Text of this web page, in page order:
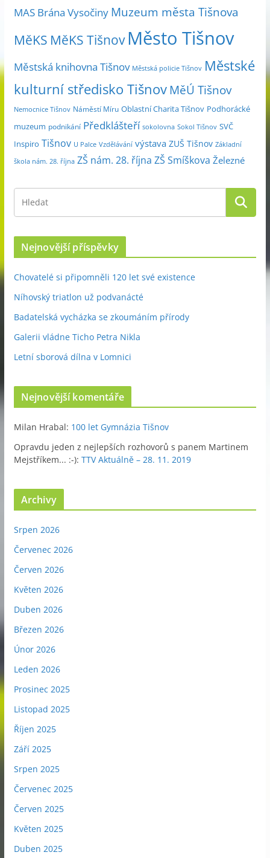
s
í
e
MAS Brána Vysočiny Muzeum města Tišnova
MěKS MěKS Tišnov Město Tišnov
Městská knihovna Tišnov Městská policie Tišnov Městské
kulturní středisko Tišnov MěÚ Tišnov
Nemocnice Tišnov Náměstí Míru Oblastní Charita Tišnov Podhorácké
muzeum podnikání Předklášteří sokolovna Sokol Tišnov SVČ
Inspiro Tišnov U Palce Vzdělávání výstava ZUŠ Tišnov Základní
škola nám. 28. října ZŠ nám. 28. října ZŠ Smíškova Železné
Nejnovější příspěvky
Chovatelé si připomněli 120 let své existence
Níhovský triatlon už podvanácté
Badatelská vycházka se zkoumáním přírody
Galerii vládne Ticho Petra Nikla
Letní sborová dílna v Lomnici
Nejnovější komentáře
Milan Hrabal: 100 let Gymnázia Tišnov
Opravdu jeden z nejlepších rozhovorů s panem Martinem
Mejstříkem... :-): TTV Aktuálně – 28. 11. 2019
Archivy
Srpen 2026
Červenec 2026
Červen 2026
Květen 2026
Duben 2026
Březen 2026
Únor 2026
Leden 2026
Prosinec 2025
Listopad 2025
Říjen 2025
Září 2025
Srpen 2025
Červenec 2025
Červen 2025
Květen 2025
Duben 2025